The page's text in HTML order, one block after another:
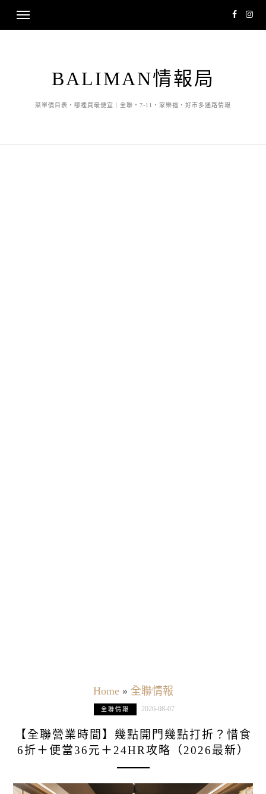
BALIMAN情報局
菜單價目表・哪裡買最便宜｜全聯・7-11・家樂福・好市多通路情報
Home» 全聯情報
全聯情報 2026-08-07
【全聯營業時間】幾點開門幾點打折？惜食
6折＋便當36元＋24HR攻略（2026最新）